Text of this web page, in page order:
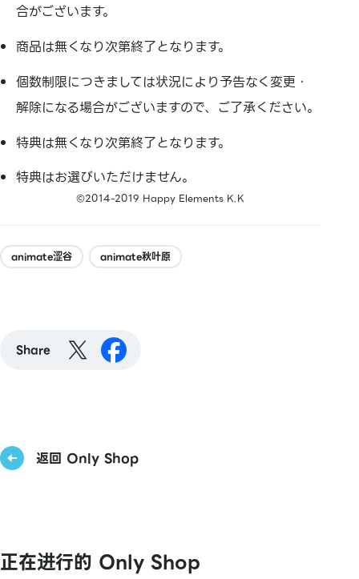
合がございます。
商品は無くなり次第終了となります。
個数制限につきましては状況により予告なく変更・
解除になる場合がございますので、ご了承ください。
特典は無くなり次第終了となります。
特典はお選びいただけません。
©2014-2019 Happy Elements K.K
animate涩谷 animate秋叶原
Share
返回 Only Shop
正在进行的 Only Shop